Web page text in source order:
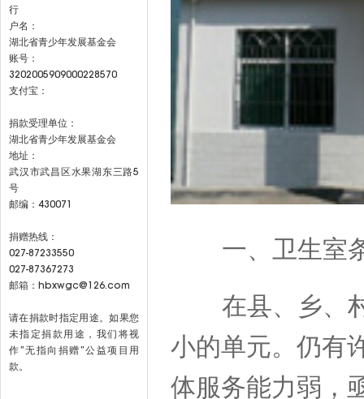
行
户名：
湖北省青少年发展基金会
账号：
3202005909000228570
支付宝：
捐款受理单位：
湖北省青少年发展基金会
地址：
武汉市武昌区水果湖东三路5
号
邮编：430071
捐赠热线：
027-87233550
027-87367273
邮箱：hbxwgc@126.com
请在捐款时指定用途。如果您
未指定捐款用途，我们将视
作”无指向捐赠”公益项目用
款。
一、卫生室
在县、乡、村
小的单元。仍有
体服务能力弱，